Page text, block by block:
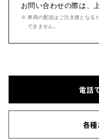
お問い合わせの際は、
※ 車両の配送はご注文後となる
できません。
電話
各